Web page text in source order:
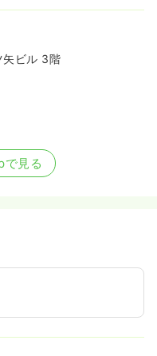
矢ビル 3階
見る